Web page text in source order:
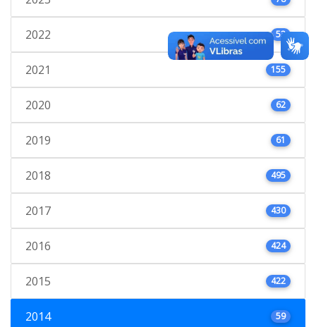
2022 53
2021 155
2020 62
2019 61
2018 495
2017 430
2016 424
2015 422
2014 59